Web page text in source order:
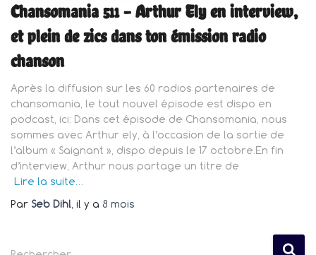
Chansomania 511 – Arthur Ely en interview,
et plein de zics dans ton émission radio
chanson
Après la diffusion sur les 60 radios partenaires de
chansomania, le tout nouvel épisode est dispo en
podcast, ici: Dans cet épisode de Chansomania, nous
sommes avec Arthur ely, à l’occasion de la sortie de
l’album « Saignant », dispo depuis le 17 octobre.En fin
d’interview, Arthur nous partage un titre de
Lire la suite…
Par Seb Dihl, il y a 8 mois
R